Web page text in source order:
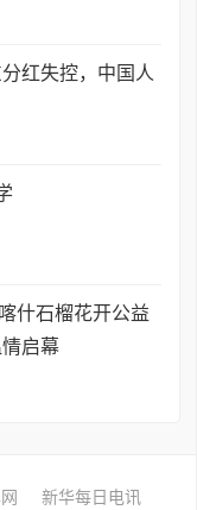
红失控，中国人
什石榴花开公益
启幕
新华每日电讯